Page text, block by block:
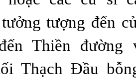
tượng đến
Thiền đường
Thạch Đầu